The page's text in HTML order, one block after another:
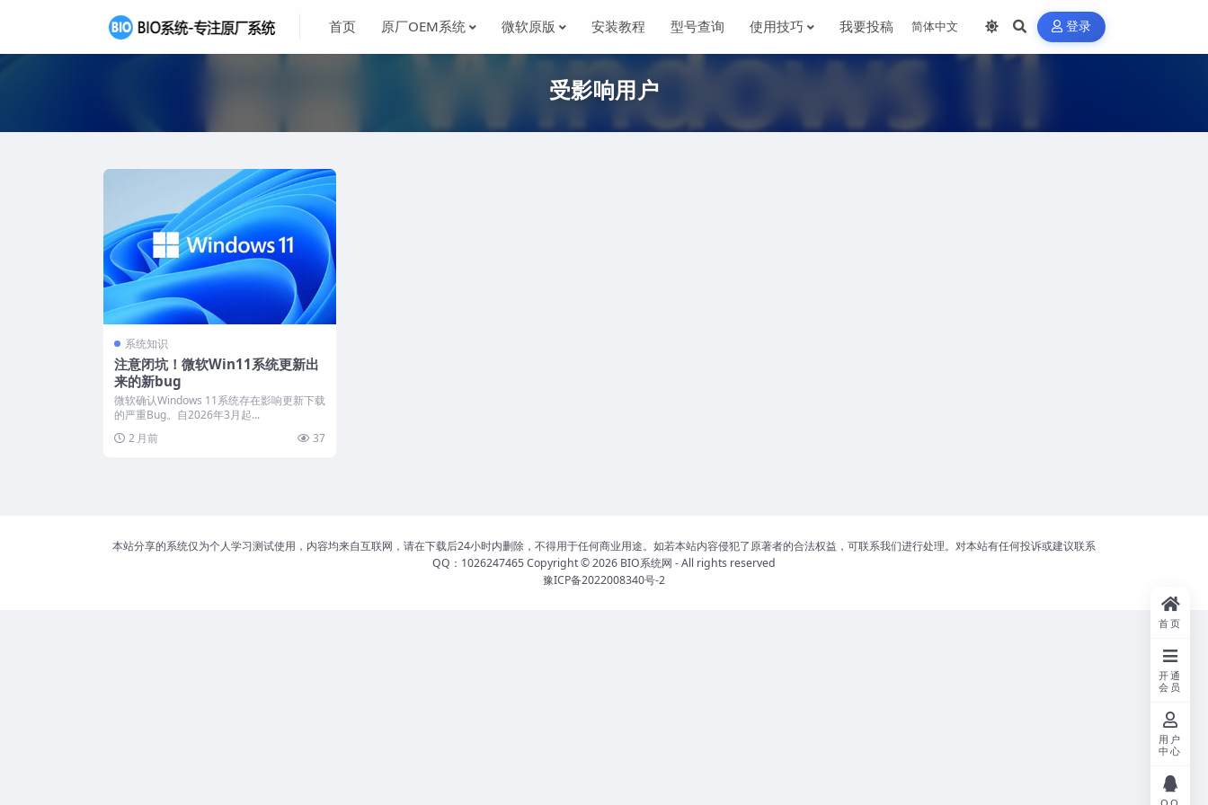
首页 原厂OEM系统 微软原版 安装教程 型号查询 使用技巧 我要投稿 登录
受影响用户
系统知识
注意闭坑！微软Win11系统更新出
来的新bug
微软确认Windows 11系统存在影响更新下载
的严重Bug。自2026年3月起...
2 月前
37
本站分享的系统仅为个人学习测试使用，内容均来自互联网，请在下载后24小时内删除，不得用于任何商业用途。如若本站内容侵犯了原著者的合法权益，可联系我们进行处理。对本站有任何投诉或建议联系
QQ：1026247465 Copyright © 2026 BIO系统网 - All rights reserved
豫ICP备2022008340号-2
首页
开通
会员
用户
中心